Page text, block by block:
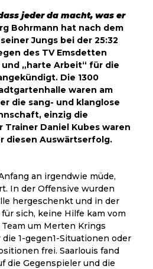
jeder da macht, was er
Bohrmann hat nach dem
Jungs bei der 25:32
des TV Emsdetten
und „harte Arbeit“ für die
Die 1300
waren am
die sang- und klanglose
einzig die
Trainer Daniel Kubes waren
diesen Auswärtserfolg.
an irgendwie müde,
In der Offensive wurden
hergeschenkt und in der
sich, keine Hilfe kam vom
um Merten Krings
1-gegen1-Situationen oder
frei. Saarlouis fand
die Gegenspieler und die